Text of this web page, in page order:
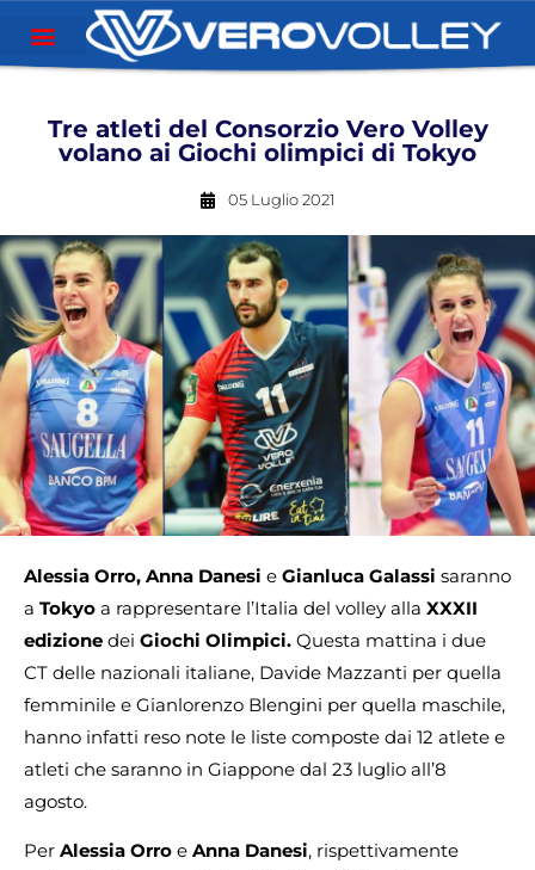
Tre atleti del Consorzio Vero Volley
volano ai Giochi olimpici di Tokyo
05 Luglio 2021
Alessia Orro, Anna Danesi e Gianluca Galassi saranno
a Tokyo a rappresentare l’Italia del volley alla XXXII
edizione dei Giochi Olimpici. Questa mattina i due
CT delle nazionali italiane, Davide Mazzanti per quella
femminile e Gianlorenzo Blengini per quella maschile,
hanno infatti reso note le liste composte dai 12 atlete e
atleti che saranno in Giappone dal 23 luglio all’8
agosto.
Per Alessia Orro e Anna Danesi, rispettivamente